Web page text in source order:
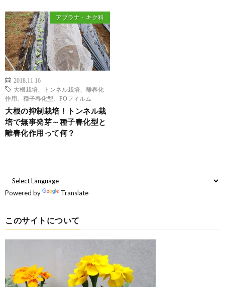
アブラナ・キク科
2018.11.16
大根栽培、トンネル栽培、離春化
作用、種子春化型、POフィルム
大根の抑制栽培！トンネル栽
培で無事発芽～種子春化型と
離春化作用って何？
Powered by Translate
このサイトについて